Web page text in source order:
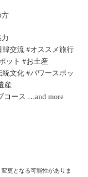
方
交流 #オススメ旅行
ット #お土産
文化 #パワースポッ
産
コース …and more
更となる可能性がありま